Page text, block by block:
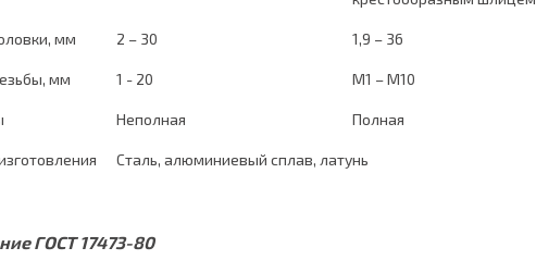
мм 2 – 30 1,9 – 36
мм 1 - 20 М1 – М10
Неполная Полная
Сталь, алюминиевый сплав, латунь
ГОСТ 17473-80